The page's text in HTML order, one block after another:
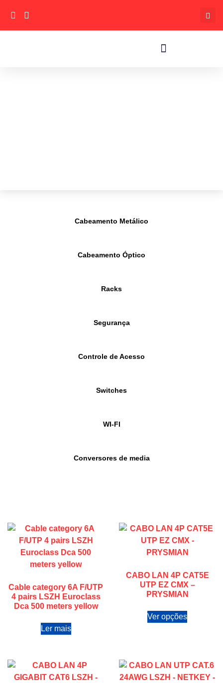
Cabeamento Metálico
Cabeamento Óptico
Racks
Segurança
Controle de Acesso
Switches
WI-FI
Conversores de media
Cable category 6A F/UTP
4 pairs LSZH Euroclass
Dca 500 meters yellow
Ler mais
CABO LAN 4P CAT5E
UTP EZ CMX –
PRYSMIAN
Ver opções